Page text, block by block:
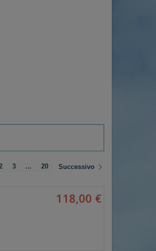
3 ... 20 Successivo
118,00 €